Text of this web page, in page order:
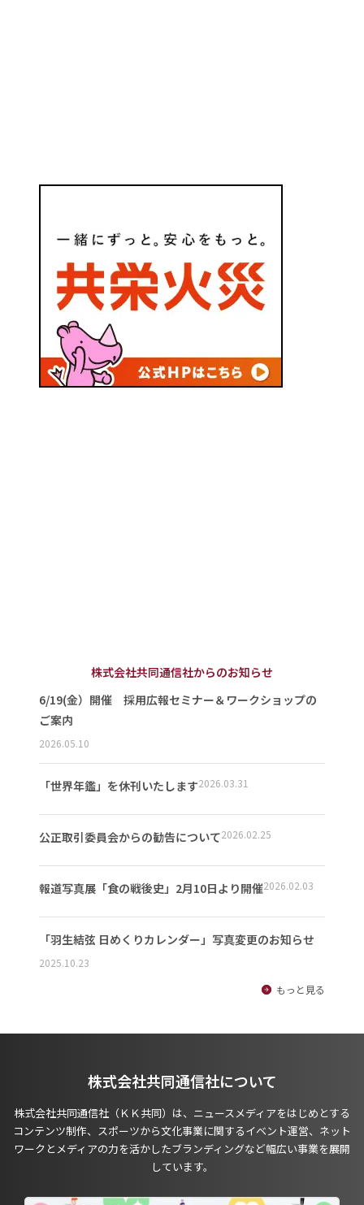
株式会社共同通信社からのお知らせ
6/19(金）開催 採用広報セミナー＆ワークショップの
ご案内
2026.05.10
「世界年鑑」を休刊いたします2026.03.31
公正取引委員会からの勧告について2026.02.25
報道写真展「食の戦後史」2月10日より開催2026.02.03
「羽生結弦 日めくりカレンダー」写真変更のお知らせ
2025.10.23
もっと見る
株式会社共同通信社について
株式会社共同通信社（ＫＫ共同）は、ニュースメディアをはじめとする
コンテンツ制作、スポーツから文化事業に関するイベント運営、ネット
ワークとメディアの力を活かしたブランディングなど幅広い事業を展開
しています。